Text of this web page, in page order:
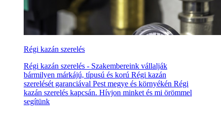
Régi kazán szerelés
Régi kazán szerelés - Szakembereink vállalják
bármilyen márkájú, típusú és korú Régi kazán
szerelését garanciával Pest megye és környékén Régi
kazán szerelés kapcsán. Hívjon minket és mi örömmel
segítünk